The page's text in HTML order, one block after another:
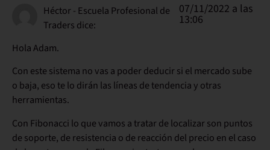
Héctor - Escuela Profesional de
Traders dice:
07/11/2022 a las
13:06
Hola Adam.
Con este sistema no vas a poder deducir si el mercado sube
o baja, eso te lo dirán las líneas de tendencia y otras
herramientas.
Con Fibonacci lo que vamos a tratar de localizar son puntos
de soporte, de resistencia o de reacción del precio en el caso